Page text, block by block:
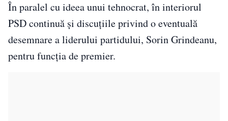
În paralel cu ideea unui tehnocrat, în interiorul
PSD continuă și discuțiile privind o eventuală
desemnare a liderului partidului, Sorin Grindeanu,
pentru funcția de premier.